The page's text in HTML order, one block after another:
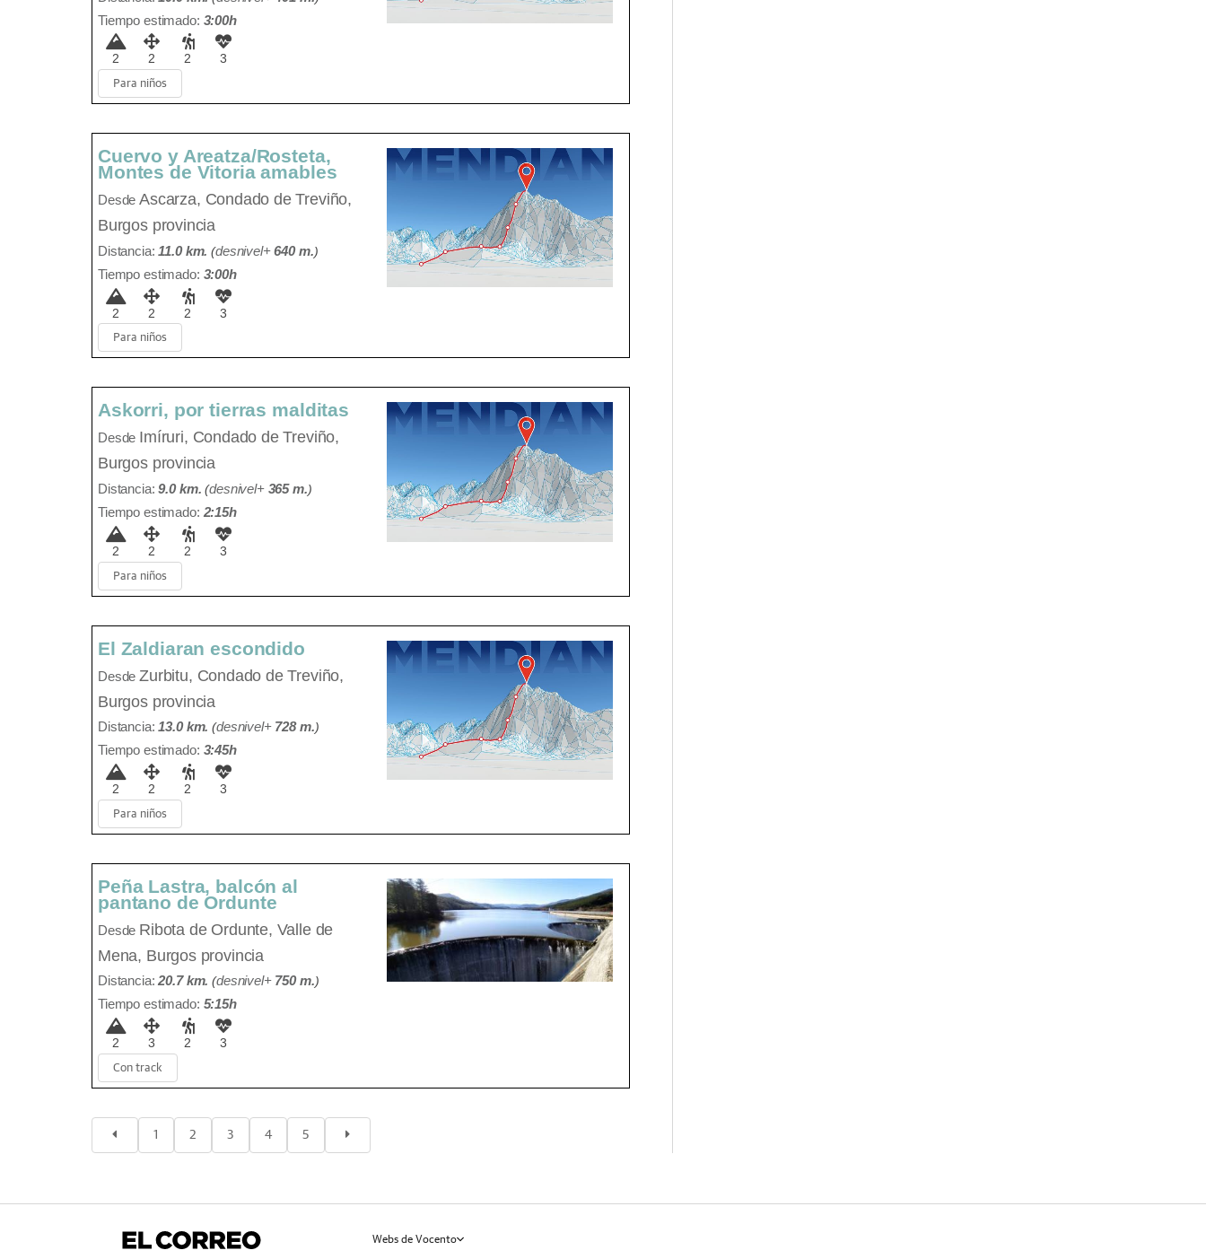
Tiempo estimado: 3:00h
2 2 2 3
Para niños
Cuervo y Areatza/Rosteta,
Montes de Vitoria amables
DesdeAscarza, Condado de Treviño,
Burgos provincia
Distancia:11.0 km. (desnivel+640 m.)
Tiempo estimado: 3:00h
2 2 2 3
Para niños
Askorri, por tierras malditas
Desde Imíruri, Condado de Treviño,
Burgos provincia
Distancia:9.0 km. (desnivel+ 365 m.)
Tiempo estimado: 2:15h
2 2 2 3
Para niños
El Zaldiaran escondido
DesdeZurbitu, Condado de Treviño,
Burgos provincia
Distancia:13.0 km. (desnivel+ 728 m.)
Tiempo estimado: 3:45h
2 2 2 3
Para niños
Peña Lastra, balcón al
pantano de Ordunte
Desde Ribota de Ordunte, Valle de
Mena, Burgos provincia
Distancia:20.7 km. (desnivel+ 750 m.)
Tiempo estimado: 5:15h
2 3 2 3
Con track
1 2 3 4 5
Webs de Vocento